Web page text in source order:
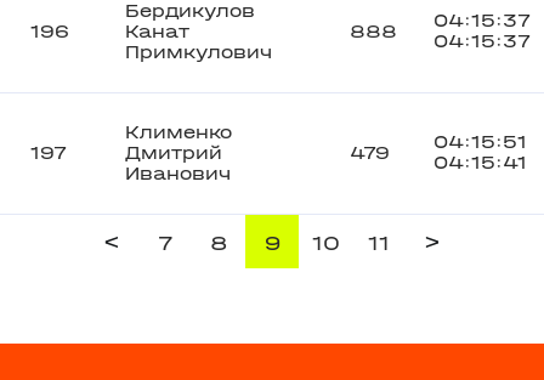
196
Бердикулов
Канат
Примкулович
888
04:15:37
04:15:37
197
Клименко
Дмитрий
Иванович
479
04:15:51
04:15:41
< 7 8 9 10 11 >